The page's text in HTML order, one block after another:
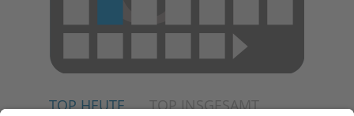
TOP HEUTE TOP INSGESAMT